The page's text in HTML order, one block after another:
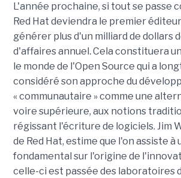
L'année prochaine, si tout se passe
Red Hat deviendra le premier
générer plus d'un milliard de dollars
d'affaires annuel .Cela constituera
le monde de l'Open Source qui a
considéré son approche du
« communautaire » comme une
voire supérieure, aux notions
régissant l'écriture de logiciels. Jim
de Red Hat, estime que l'on assiste
fondamental sur l'origine de
celle-ci est passée des laboratoires